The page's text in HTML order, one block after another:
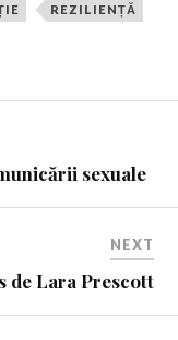
REZILIENȚĂ
sexuale
NEXT
de Lara Prescott